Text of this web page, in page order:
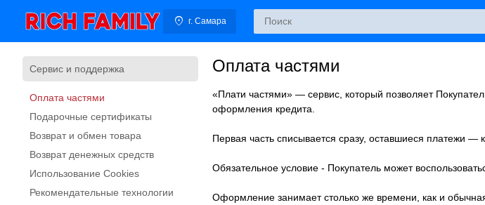
г. Самара
Сервис и поддержка
Оплата частями
Подарочные сертификаты
Возврат и обмен товара
Возврат денежных средств
Использование Cookies
Рекомендательные технологии
Оплата частями
«Плати частями» — сервис, который позволяет
оформления кредита.
Первая часть списывается сразу, оставшиеся платежи —
Обязательное условие - Покупатель может
Оформление занимает столько же времени, как и